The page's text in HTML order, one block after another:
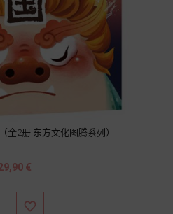
全2册 东方文化图腾系列）
€
